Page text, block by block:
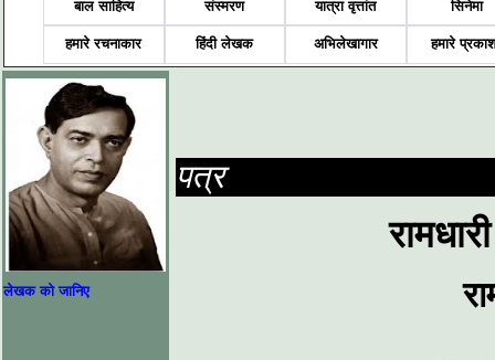
बाल साहित्य संस्मरण यात्रा वृत्तांत सिनेमा
हमारे रचनाकार हिंदी लेखक अभिलेखागार हमारे
लेखक को जानिए
पत्र